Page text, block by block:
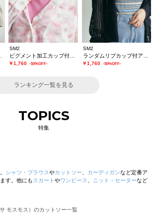
SM2
￥1,760 -50%OFF-
SM2
￥1,760 -50%OFF-
ランキング一覧を見る
TOPICS
特集
シャツ・ブラウスやカットソー カーディガンなど定番ア
す。他にも スカート やワンピース ニット・セーターなど
モスモス）のカットソー一覧